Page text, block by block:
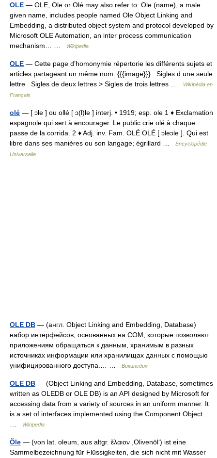
OLE — OLE, Ole or Olé may also refer to: Ole (name), a male
given name, includes people named Ole Object Linking and
Embedding, a distributed object system and protocol developed by
Microsoft OLE Automation, an inter process communication
mechanism… …
Wikipedia
OLE — Cette page d’homonymie répertorie les différents sujets et
articles partageant un même nom. {{{image}}} Sigles d une seule
lettre Sigles de deux lettres > Sigles de trois lettres …
Wikipédia en
Français
olé — [ ɔle ] ou ollé [ ɔ(l)le ] interj. • 1919; esp. ole 1 ♦ Exclamation
espagnole qui sert à encourager. Le public crie olé à chaque
passe de la corrida. 2 ♦ Adj. inv. Fam. OLÉ OLÉ [ ɔleɔle ]. Qui est
libre dans ses manières ou son langage; égrillard …
Encyclopédie
Universelle
OLE DB — (англ. Object Linking and Embedding, Database)
набор интерфейсов, основанных на COM, которые позволяют
приложениям обращаться к данным, хранимым в разных
источниках информации или хранилищах данных с помощью
унифицированного доступа.… …
Википедия
OLE DB — (Object Linking and Embedding, Database, sometimes
written as OLEDB or OLE DB) is an API designed by Microsoft for
accessing data from a variety of sources in an uniform manner. It
is a set of interfaces implemented using the Component Object…
Wikipedia
Öle — (von lat. oleum, aus altgr. ἔλαιον ,Olivenöl‘) ist eine
Sammelbezeichnung für Flüssigkeiten, die sich nicht mit Wasser